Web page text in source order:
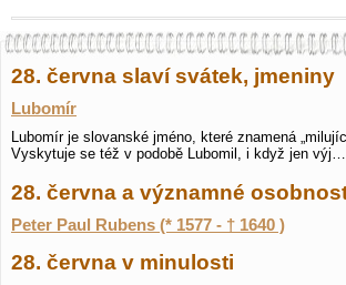
28. června slaví svátek, jmeniny
Lubomír
Lubomír je slovanské jméno, které znamená
Vyskytuje se též v podobě Lubomil, i když jen výj…
28. června a významné
Peter Paul Rubens (* 1577 - † 1640 )
28. června v minulosti